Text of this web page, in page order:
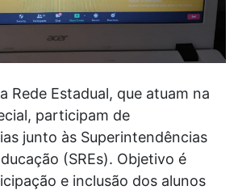
Rede Estadual, que atuam na
participam de
junto às Superintendências
(SREs). Objetivo é
e inclusão dos alunos